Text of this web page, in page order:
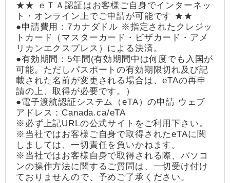
★★ ｅＴＡ認証はお客様ご自身でインターネッ
ト・オンライン上でご申請が可能です ★★
●申請費用：7カナダドル ※指定されたクレジッ
トカード（マスターカード・ビザカード・アメ
リカンエクスプレス）による決済。
●有効期間：5年間(有効期間中は何度でも入国が
可能。ただしパスポートの有効期限切れ及び記
載された名前が変更される場合は、eTAの再申
請の上、取得が必要です。）
●電子渡航認証システム（eTA）の申請 ウェブ
アドレス：Canada.ca/eTA
※必ず上記URLの公式サイトをご利用下さい。
※当社ではお客様ご自身で取得されたeTAに関
しましては、一切責任を負いかねます。
※当社ではお客様自身で取得される際、パソコ
ンの操作方法に関するご質問は、一切受け付け
ておりませんので、予めご了承ください。